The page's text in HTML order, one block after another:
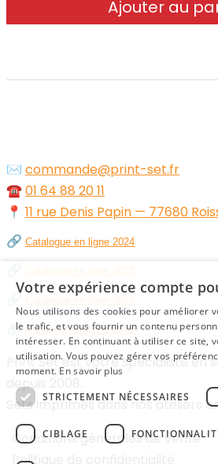
✉️ commande@print-set.fr
☎️01 64 88 20 11
📍 11 rue Denis Papin — 77680
🔗 Catalogue en ligne 2024
🔗 Catalogue en ligne 2021
Print Set est votre spécialiste en
depuis 2008.
Sets imprimés dans nos ateliers
Conditions générales de vente
Politique de confidentialité
Votre expérience compte
Nous utilisons des cookies pour améliorer
le trafic, et vous fournir un contenu
intéresser. En continuant à utiliser ce site,
utilisation. Vous pouvez gérer vos
moment. En savoir plus
STRICTEMENT NÉCESSAIRES
CIBLAGE